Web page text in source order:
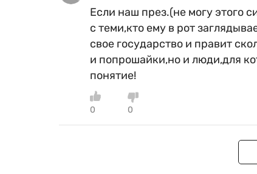
Если наш през.(не могу этого
с теми,кто ему в рот
свое государство и правит
и попрошайки,но и люди,для
понятие!
0 0